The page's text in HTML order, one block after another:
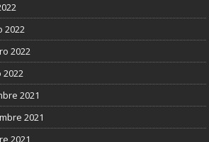
2022
2022
2021
2021
2021